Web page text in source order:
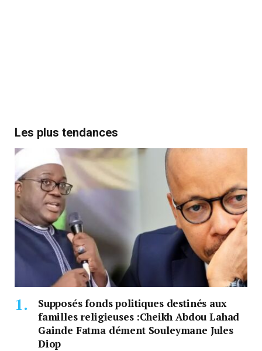
Les plus tendances
Supposés fonds politiques destinés aux
familles religieuses :Cheikh Abdou Lahad
Gainde Fatma dément Souleymane Jules
Diop